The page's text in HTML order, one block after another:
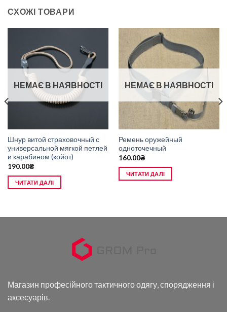
СХОЖІ ТОВАРИ
НЕМАЄ В НАЯВНОСТІ
Шнур витой страховочный с
универсальной мягкой петлей
и карабином (койот)
190.00₴
ЧИТАТИ ДАЛІ
НЕМАЄ В НАЯВНОСТІ
Ремень оружейный
одноточечный
160.00₴
ЧИТАТИ ДАЛІ
Магазин професійного тактичного одягу, спорядження і
аксесуарів.